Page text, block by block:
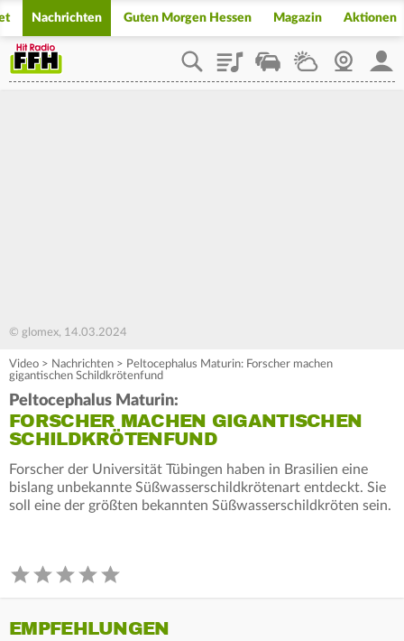
Nachrichten Guten Morgen Hessen Magazin Aktionen
PlaylistStaupilotWetterWebcam
© glomex, 14.03.2024
Video > Nachrichten > Peltocephalus Maturin: Forscher machen
gigantischen Schildkrötenfund
Peltocephalus Maturin:
FORSCHER MACHEN GIGANTISCHEN
SCHILDKRÖTENFUND
Forscher der Universität Tübingen haben in Brasilien eine
bislang unbekannte Süßwasserschildkrötenart entdeckt. Sie
soll eine der größten bekannten Süßwasserschildkröten sein.
EMPFEHLUNGEN